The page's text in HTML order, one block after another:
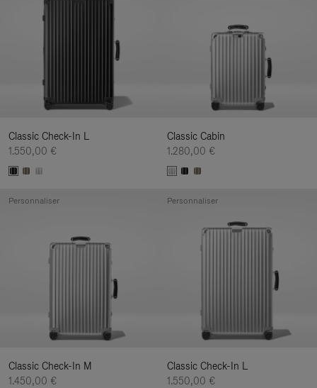
Classic Check-In L
1.550,00 €
Classic Cabin
1.280,00 €
Classic Check-In M
1.450,00 €
Personnaliser
Classic Check-In L
1.550,00 €
Personnaliser